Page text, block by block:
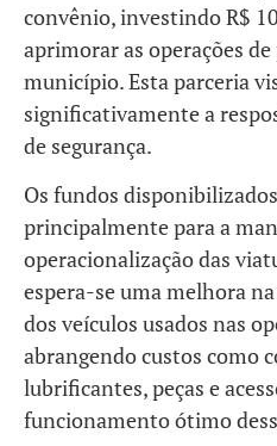
convênio, investindo R$
aprimorar as operações
município. Esta parceria
significativamente a
de segurança.
Os fundos
principalmente para a
operacionalização das
espera-se uma melhora
dos veículos usados nas
abrangendo custos como
lubrificantes, peças e
funcionamento ótimo